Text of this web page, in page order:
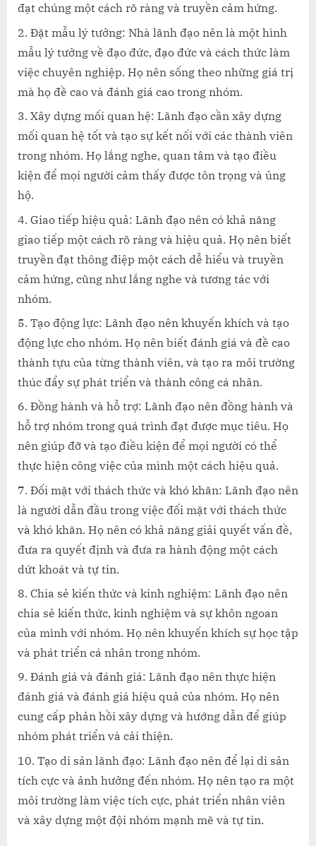
đạt chúng một cách rõ ràng và truyền cảm hứng.
Đặt mẫu lý tưởng: Nhà lãnh đạo nên là một hình
mẫu lý tưởng về đạo đức, đạo đức và cách thức làm
việc chuyên nghiệp. Họ nên sống theo những giá trị
mà họ đề cao và đánh giá cao trong nhóm.
Xây dựng mối quan hệ: Lãnh đạo cần xây dựng
mối quan hệ tốt và tạo sự kết nối với các thành viên
trong nhóm. Họ lắng nghe, quan tâm và tạo điều
kiện để mọi người cảm thấy được tôn trọng và ủng
hộ.
Giao tiếp hiệu quả: Lãnh đạo nên có khả năng
giao tiếp một cách rõ ràng và hiệu quả. Họ nên biết
truyền đạt thông điệp một cách dễ hiểu và truyền
cảm hứng, cũng như lắng nghe và tương tác với
nhóm.
Tạo động lực: Lãnh đạo nên khuyến khích và tạo
động lực cho nhóm. Họ nên biết đánh giá và đề cao
thành tựu của từng thành viên, và tạo ra môi trường
thúc đẩy sự phát triển và thành công cá nhân.
Đồng hành và hỗ trợ: Lãnh đạo nên đồng hành và
hỗ trợ nhóm trong quá trình đạt được mục tiêu. Họ
nên giúp đỡ và tạo điều kiện để mọi người có thể
thực hiện công việc của mình một cách hiệu quả.
Đối mặt với thách thức và khó khăn: Lãnh đạo nên
là người dẫn đầu trong việc đối mặt với thách thức
và khó khăn. Họ nên có khả năng giải quyết vấn đề,
đưa ra quyết định và đưa ra hành động một cách
dứt khoát và tự tin.
Chia sẻ kiến thức và kinh nghiệm: Lãnh đạo nên
chia sẻ kiến thức, kinh nghiệm và sự khôn ngoan
của mình với nhóm. Họ nên khuyến khích sự học tập
và phát triển cá nhân trong nhóm.
Đánh giá và đánh giá: Lãnh đạo nên thực hiện
đánh giá và đánh giá hiệu quả của nhóm. Họ nên
cung cấp phản hồi xây dựng và hướng dẫn để giúp
nhóm phát triển và cải thiện.
Tạo di sản lãnh đạo: Lãnh đạo nên để lại di sản
tích cực và ảnh hưởng đến nhóm. Họ nên tạo ra một
môi trường làm việc tích cực, phát triển nhân viên
và xây dựng một đội nhóm mạnh mẽ và tự tin.